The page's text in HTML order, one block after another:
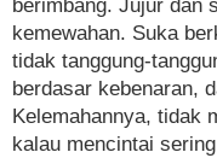
berimbang. Jujur dan
kemewahan. Suka
tidak tanggung-
berdasar kebenaran,
Kelemahannya, tidak
kalau mencintai